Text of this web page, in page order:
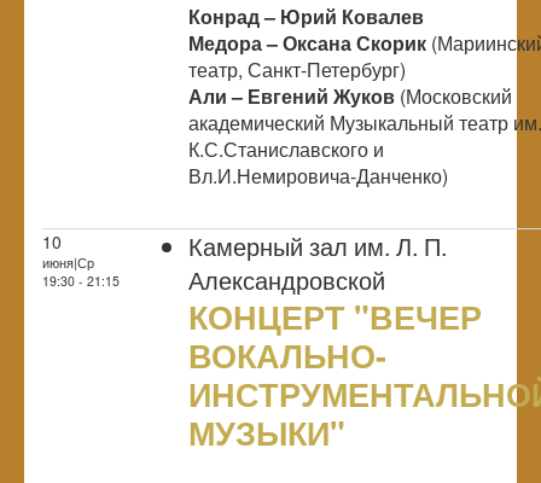
Конрад – Юрий Ковалев
Медора –Оксана Скорик
театр, Санкт-Петербург)
Али – Евгений Жуков (Московский
академический Музыкальный театр им.
К.С.Станиславского и
Вл.И.Немировича-Данченко)
10
июня|Ср
19:30 - 21:15
Камерный зал им. Л. П.
Александровской
КОНЦЕРТ "ВЕЧЕР
ВОКАЛЬНО-
МУЗЫКИ"